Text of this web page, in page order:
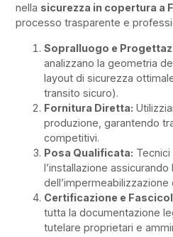
nella sicurezza in copertura a
processo trasparente e
Sopralluogo e
analizzano la geometria
layout di sicurezza
transito sicuro).
Fornitura Diretta:
produzione, garantendo
competitivi.
Posa Qualificata:
l’installazione
dell’impermeabilizzazione
Certificazione e
tutta la documentazione
tutelare proprietari e